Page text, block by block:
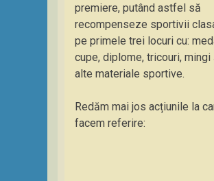
premiere, putând astfel să
recompenseze sportivii
pe primele trei locuri cu:
cupe, diplome, tricouri, mingi
alte materiale sportive.
Redăm mai jos acțiunile la
facem referire: